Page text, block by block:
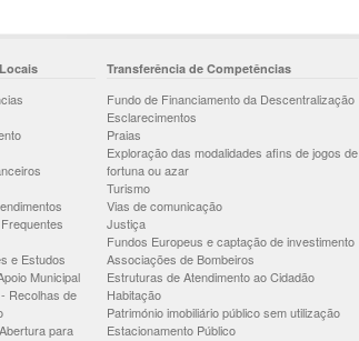
e Estudos
Municipal
Recolhas de
para
Transferência de Competências
Fundo de Financiamento da Descentralização
Esclarecimentos
Praias
Exploração das modalidades afins de jogos de
fortuna ou azar
Turismo
Vias de comunicação
Justiça
Fundos Europeus e captação de investimento
Associações de Bombeiros
Estruturas de Atendimento ao Cidadão
Habitação
Património imobiliário público sem utilização
Estacionamento Público